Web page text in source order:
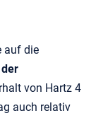
auf die
von Hartz 4
auch relativ